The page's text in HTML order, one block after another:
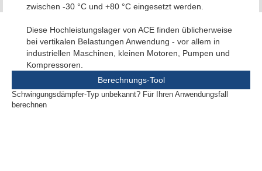
zwischen -30 °C und +80 °C eingesetzt werden.
Diese Hochleistungslager von ACE finden üblicherweise
bei vertikalen Belastungen Anwendung - vor allem in
industriellen Maschinen, kleinen Motoren, Pumpen und
Kompressoren.
Berechnungs-Tool
Schwingungsdämpfer-Typ unbekannt? Für Ihren Anwendungsfall
berechnen